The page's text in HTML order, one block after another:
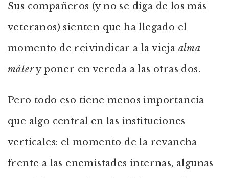
Sus compañeros (y no se diga de los más
veteranos) sienten que ha llegado el
momento de reivindicar a la vieja alma
mátery poner en vereda a las otras dos.
Pero todo eso tiene menos importancia
que algo central en las instituciones
verticales: el momento de la revancha
frente a las enemistades internas, algunas